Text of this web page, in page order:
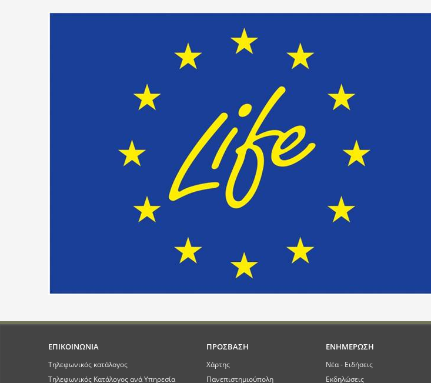
ΕΠΙΚΟΙΝΩΝΙΑ
Τηλεφωνικός κατάλογος
Τηλεφωνικός Κατάλογος ανά Υπηρεσία
ΠΡΟΣΒΑΣΗ
Χάρτης
Πανεπιστημιούπολη
ΕΝΗΜΕΡΩΣΗ
Νέα - Ειδήσεις
Εκδηλώσεις